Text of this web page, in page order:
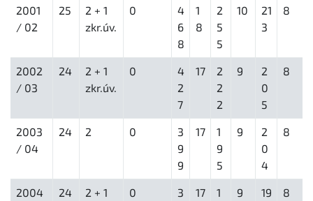
2001
/ 02
25
2 + 1
zkr.úv.
0
4
6
8
1
8
2
5
5
10
21
3
8
2002
/ 03
24
2 + 1
zkr.úv.
0
4
2
7
17
2
2
2
9
2
0
5
8
2003
/ 04
24 2 0
3
9
9
17
1
9
5
9
2
0
4
8
2004
24
2 + 1
0
3
17
1
9
19
8